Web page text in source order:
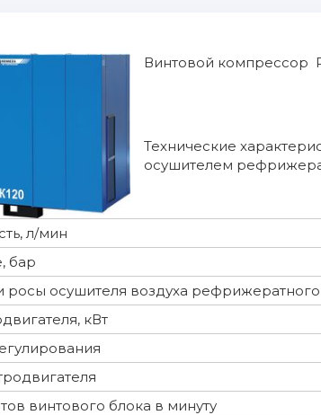
Винтовой компрессор
Технические
осушителем
л/мин
бар
росы осушителя воздуха рефрижератного
кВт
винтового блока в минуту